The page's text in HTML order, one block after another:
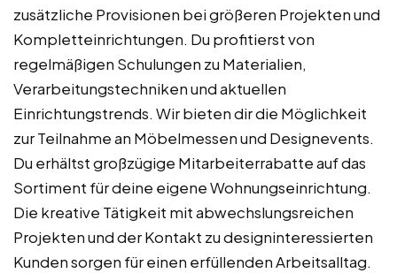
zusätzliche Provisionen bei größeren Projekten und
Kompletteinrichtungen. Du profitierst von
regelmäßigen Schulungen zu Materialien,
Verarbeitungstechniken und aktuellen
Einrichtungstrends. Wir bieten dir die Möglichkeit
zur Teilnahme an Möbelmessen und Designevents.
Du erhältst großzügige Mitarbeiterrabatte auf das
Sortiment für deine eigene Wohnungseinrichtung.
Die kreative Tätigkeit mit abwechslungsreichen
Projekten und der Kontakt zu designinteressierten
Kunden sorgen für einen erfüllenden Arbeitsalltag.